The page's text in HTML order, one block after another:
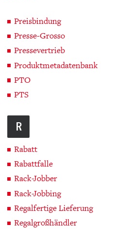
Preisbindung
Presse-Grosso
Pressevertrieb
Produktmetadatenbank
PTO
PTS
R
Rabatt
Rabattfalle
Rack-Jobber
Rack-Jobbing
Regalfertige Lieferung
Regalgroßhändler